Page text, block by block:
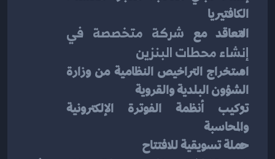
الكافتيريا
التعاقد مع
إنشاء محطات البنزين
الشؤون البلدية والقروية
تركيب أنظمة الفوترة الإلكترونية
والمحاسبة
حملة تسويقية للافتتاح